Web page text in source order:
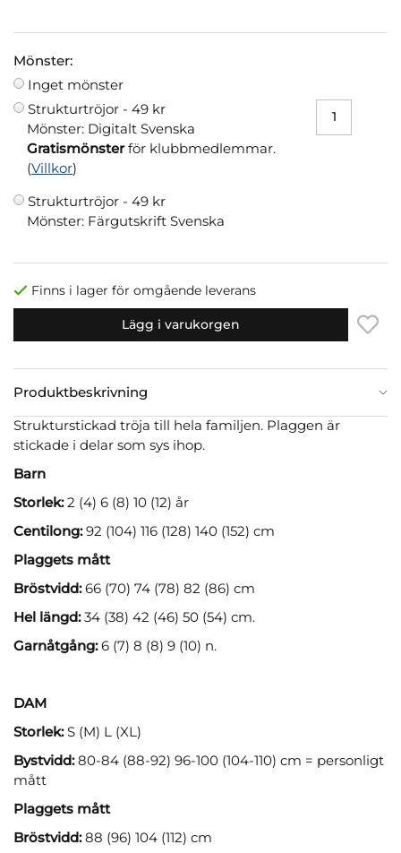
Mönster:
Inget mönster
Strukturtröjor - 49 kr
Mönster: Digitalt Svenska
Gratismönsterför klubbmedlemmar.
(Villkor)
Strukturtröjor - 49 kr
Mönster: Färgutskrift Svenska
Finns i lager för omgående leverans
Lägg i varukorgen
Produktbeskrivning
Strukturstickad tröja till hela familjen. Plaggen är
stickade i delar som sys ihop.
Barn
Storlek:2 (4) 6 (8) 10 (12) år
Centilong:92 (104) 116 (128) 140 (152) cm
Plaggets mått
Bröstvidd:66 (70) 74 (78) 82 (86) cm
Hel längd:34 (38) 42 (46) 50 (54) cm.
Garnåtgång:6 (7) 8 (8) 9 (10) n.
DAM
Storlek:S (M) L (XL)
Bystvidd:80-84 (88-92) 96-100 (104-110) cm = personligt
mått
Plaggets mått
Bröstvidd:88 (96) 104 (112) cm